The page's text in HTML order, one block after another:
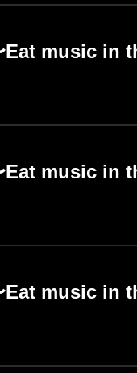
music in
music in
music in